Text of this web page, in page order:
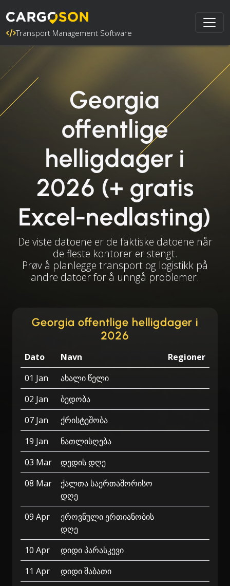
Transport Management Software
Georgia
offentlige
helligdager i
2026 (+ gratis
Excel-nedlasting)
De viste datoene er de faktiske datoene når
de fleste kontorer er stengt.
Prøv å planlegge transport og logistikk på
andre datoer for å unngå problemer.
Georgia offentlige helligdager i
2026
Dato Navn
Regioner
01 Jan
ახალი წელი
02 Jan
ბედობა
07 Jan
ქრისტეშობა
19 Jan
ნათლისღება
03 Mar
დედის დღე
08 Mar
ქალთა საერთაშორისო
დღე
09 Apr
ეროვნული ერთიანობის
დღე
10 Apr
დიდი პარასკევი
11 Apr
დიდი შაბათი